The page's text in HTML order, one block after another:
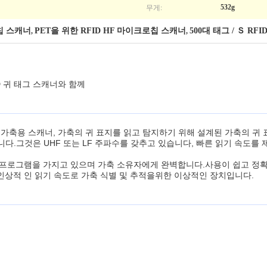
무게: 532g
스캐너 , PET을 위한 RFID HF 마이크로칩 스캐너 , 500대 태그 / Ｓ
태그 스캐너와 함께
가축용 스캐너, 가축의 귀 표지를 읽고 탐지하기 위해 설계된 가축의 귀
다.그것은 UHF 또는 LF 주파수를 갖추고 있습니다, 빠른 읽기 속도를
로그램을 가지고 있으며 가축 소유자에게 완벽합니다.사용이 쉽고 정
적 인 읽기 속도로 가축 식별 및 추적을위한 이상적인 장치입니다.